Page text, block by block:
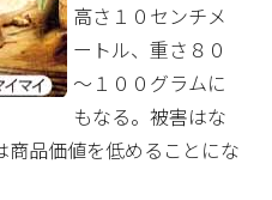
高さ１０センチメ
ートル、重さ８０
～１００グラムに
もなる。被害はな
品価値を低めることにな